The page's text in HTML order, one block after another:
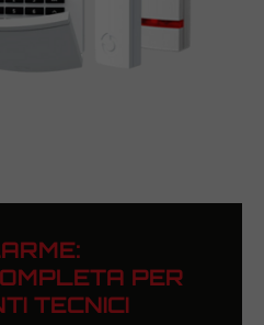
PER
TECNICI